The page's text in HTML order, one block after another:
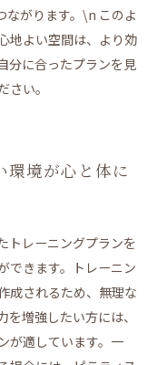
ながります。\n このよ
地よい空間は、より効
分に合ったプランを見
い。
環境が心と体に
トレーニングプランを
できます。トレーニン
成されるため、無理な
増強したい方には、
が適しています。一